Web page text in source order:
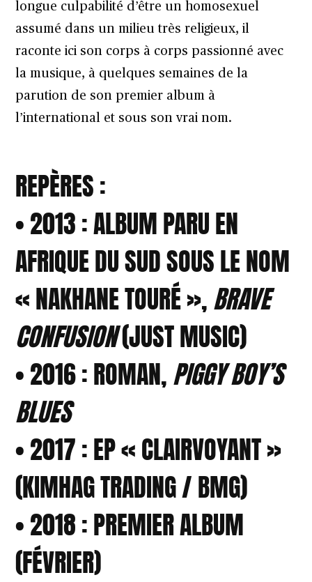
longue culpabilité d’être un homosexuel
assumé dans un milieu très religieux, il
raconte ici son corps à corps passionné avec
la musique, à quelques semaines de la
parution de son premier album à
l’international et sous son vrai nom.
REPÈRES :
• 2013 : ALBUM PARU EN
AFRIQUE DU SUD SOUS LE NOM
« NAKHANE TOURÉ »,BRAVE
CONFUSION(JUST MUSIC)
• 2016 : ROMAN,PIGGY BOY’S
BLUES
• 2017 : EP « CLAIRVOYANT »
(KIMHAG TRADING / BMG)
• 2018 : PREMIER ALBUM
(FÉVRIER)